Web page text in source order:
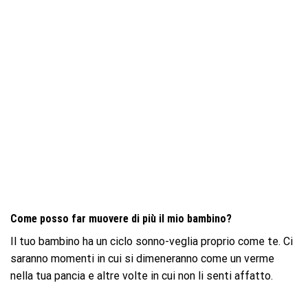
Come posso far muovere di più il mio bambino?
Il tuo bambino ha un ciclo sonno-veglia proprio come te. Ci
saranno momenti in cui si dimeneranno come un verme
nella tua pancia e altre volte in cui non li senti affatto.